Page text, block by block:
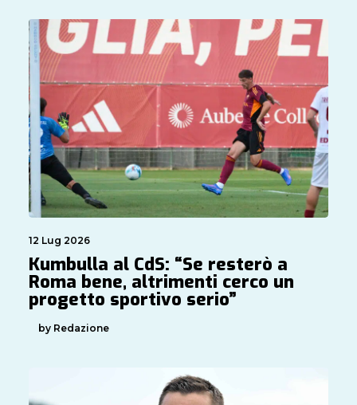
12 Lug 2026
Kumbulla al CdS: “Se resterò a
Roma bene, altrimenti cerco un
progetto sportivo serio”
by Redazione